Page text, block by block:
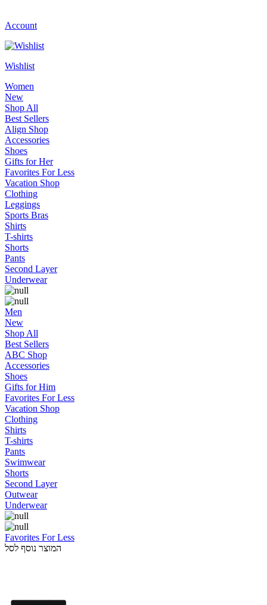
Account
Wishlist
Women
New
Shop All
Best Sellers
Align Shop
Accessories
Shoes
Gifts for Her
Favorites For Less
Vacation Shop
Clothing
Leggings
Sports Bras
Shirts
T-shirts
Shorts
Pants
Second Layer
Underwear
Men
New
Shop All
Best Sellers
ABC Shop
Accessories
Shoes
Gifts for Him
Favorites For Less
Vacation Shop
Clothing
Shirts
T-shirts
Pants
Swimwear
Shorts
Second Layer
Outwear
Underwear
Favorites For Less
המוצר נוסף לסל